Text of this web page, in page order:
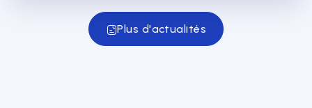
Plus d'actualités